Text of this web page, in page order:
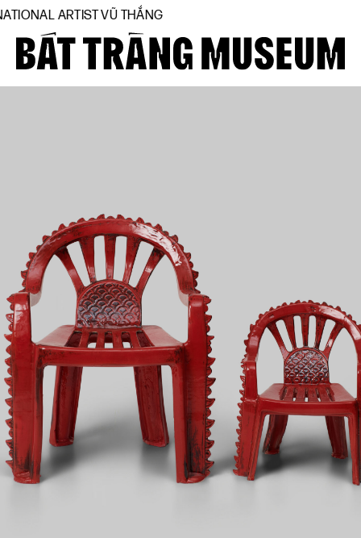
ARTIST VŨ THẮNG
Trang chủ
Tham quan
Journal
Tài trợ
Liên hệ
VN EN